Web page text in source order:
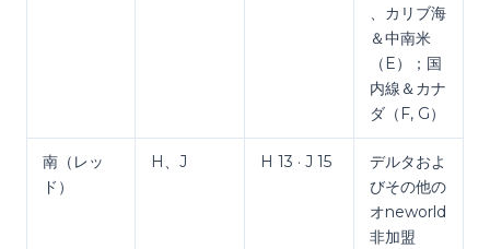
、カリブ海
＆中南米
（E）；国
内線＆カナ
ダ（F, G）
南（レッ
ド）
H、J H 13 · J 15
デルタおよ
びその他の
オneworld
非加盟